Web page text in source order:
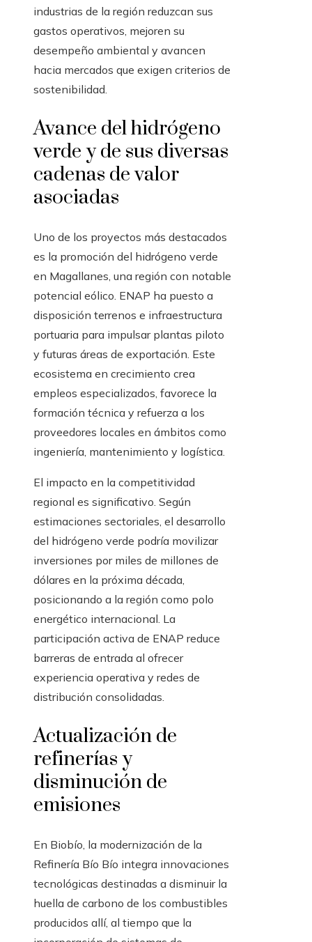
industrias de la región reduzcan sus
gastos operativos, mejoren su
desempeño ambiental y avancen
hacia mercados que exigen criterios de
sostenibilidad.
Avance del hidrógeno
verde y de sus diversas
cadenas de valor
asociadas
Uno de los proyectos más destacados
es la promoción del hidrógeno verde
en Magallanes, una región con notable
potencial eólico. ENAP ha puesto a
disposición terrenos e infraestructura
portuaria para impulsar plantas piloto
y futuras áreas de exportación. Este
ecosistema en crecimiento crea
empleos especializados, favorece la
formación técnica y refuerza a los
proveedores locales en ámbitos como
ingeniería, mantenimiento y logística.
El impacto en la competitividad
regional es significativo. Según
estimaciones sectoriales, el desarrollo
del hidrógeno verde podría movilizar
inversiones por miles de millones de
dólares en la próxima década,
posicionando a la región como polo
energético internacional. La
participación activa de ENAP reduce
barreras de entrada al ofrecer
experiencia operativa y redes de
distribución consolidadas.
Actualización de
refinerías y
disminución de
emisiones
En Biobío, la modernización de la
Refinería Bío Bío integra innovaciones
tecnológicas destinadas a disminuir la
huella de carbono de los combustibles
producidos allí, al tiempo que la